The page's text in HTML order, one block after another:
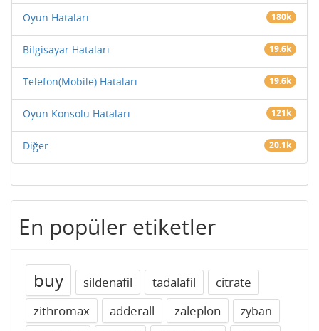
Oyun Hataları 180k
Bilgisayar Hataları 19.6k
Telefon(Mobile) Hataları 19.6k
Oyun Konsolu Hataları 121k
Diğer 20.1k
En popüler etiketler
buy sildenafil tadalafil
citrate
zithromax
adderall zaleplon
zyban